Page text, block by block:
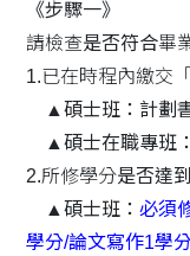
《步驟一》
請檢查是否符合畢
1.已在時程內繳交「
▲碩士班：計劃書
▲碩士在職專班：
2.所修學分是否達到
▲碩士班： 必須
學分/論文寫作1學